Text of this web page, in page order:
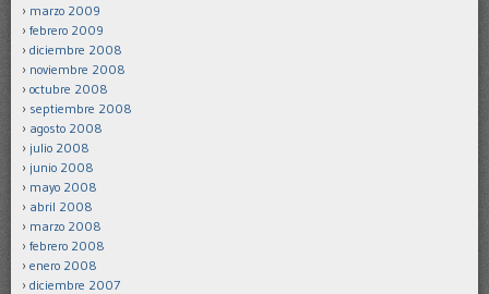
marzo 2009
febrero 2009
diciembre 2008
noviembre 2008
octubre 2008
septiembre 2008
agosto 2008
julio 2008
junio 2008
mayo 2008
abril 2008
marzo 2008
febrero 2008
enero 2008
diciembre 2007